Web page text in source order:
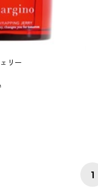
リー
1